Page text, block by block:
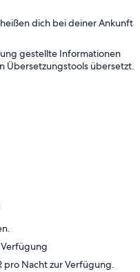
dich bei deiner Ankunft
gestellte Informationen
Übersetzungstools übersetzt.
pro Nacht zur Verfügung.